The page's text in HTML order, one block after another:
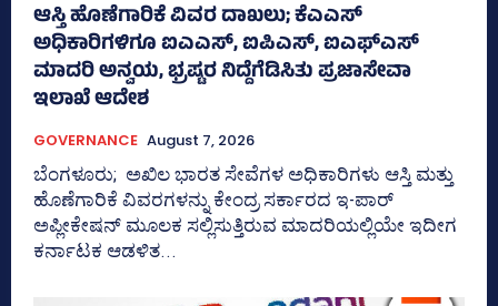
ಆಸ್ತಿ ಹೊಣೆಗಾರಿಕೆ ವಿವರ ದಾಖಲು; ಕೆಎಎಸ್
ಅಧಿಕಾರಿಗಳಿಗೂ ಐಎಎಸ್‌, ಐಪಿಎಸ್‌, ಐಎಫ್‌ಎಸ್‌
ಮಾದರಿ ಅನ್ವಯ, ಭ್ರಷ್ಟರ ನಿದ್ದೆಗೆಡಿಸಿತು ಪ್ರಜಾಸೇವಾ
ಇಲಾಖೆ ಆದೇಶ
GOVERNANCE August 7, 2026
ಬೆಂಗಳೂರು; ಅಖಿಲ ಭಾರತ ಸೇವೆಗಳ ಅಧಿಕಾರಿಗಳು ಆಸ್ತಿ ಮತ್ತು
ಹೊಣೆಗಾರಿಕೆ ವಿವರಗಳನ್ನು ಕೇಂದ್ರ ಸರ್ಕಾರದ ಇ-ಪಾರ್
ಅಪ್ಲೀಕೇಷನ್‌ ಮೂಲಕ ಸಲ್ಲಿಸುತ್ತಿರುವ ಮಾದರಿಯಲ್ಲಿಯೇ ಇದೀಗ
ಕರ್ನಾಟಕ ಆಡಳಿತ...